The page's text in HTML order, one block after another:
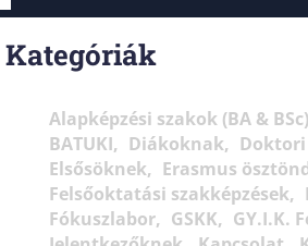
Kategóriák
Alapképzési szakok (BA & BSc)
BATUKI
Diákoknak
Elsősöknek
Erasmus
Felsőoktatási szakképzések
Fókuszlabor
GSKK
GY.I.K.